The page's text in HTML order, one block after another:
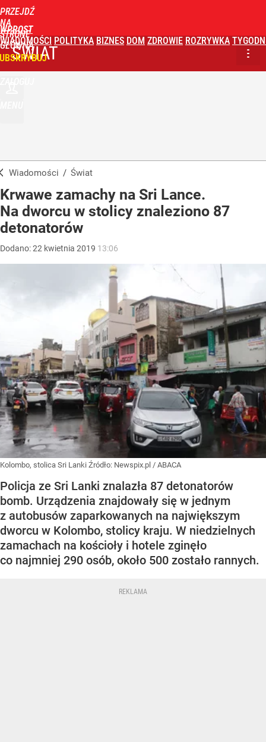
PRZEJDŹ
NA
STRONĘ
GŁÓWNĄ
WPROST
WIADOMOŚCI POLITYKA BIZNES DOM ZDROWIE ROZRYWKA
ŚWIAT
Wiadomości / Świat
Krwawe zamachy na Sri Lance.
Na dworcu w stolicy znaleziono 87
detonatorów
Dodano:22 kwietnia 2019 13:06
Kolombo, stolica Sri Lanki Źródło: Newspix.pl / ABACA
Policja ze Sri Lanki znalazła 87 detonatorów
bomb. Urządzenia znajdowały się w jednym
z autobusów zaparkowanych na największym
dworcu w Kolombo, stolicy kraju. W niedzielnych
zamachach na kościoły i hotele zginęło
co najmniej 290 osób, około 500 zostało rannych.